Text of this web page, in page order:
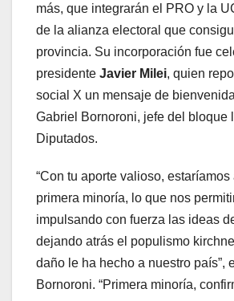
más, que integrarán el PRO y la
de la alianza electoral que
provincia. Su incorporación fue
presidente Javier Milei, quien
social X un mensaje de
Gabriel Bornoroni, jefe del bloque
Diputados.
“Con tu aporte valioso,
primera minoría, lo que nos
impulsando con fuerza las ideas
dejando atrás el populismo
daño le ha hecho a nuestro país”,
Bornoroni. “Primera minoría,